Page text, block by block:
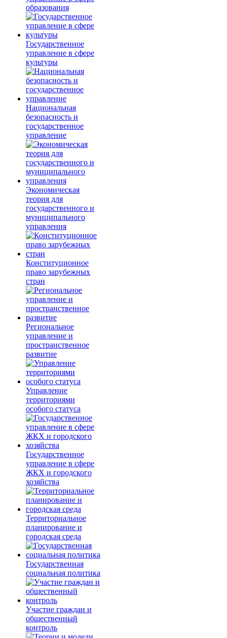
образования
Государственное
управление в сфере
культуры
Национальная
безопасность и
государственное
управление
Экономическая
теория для
государственного и
муниципального
управления
Конституционное
право зарубежных
стран
Региональное
управление и
пространственное
развитие
Управление
территориями
особого статуса
Государственное
управление в сфере
ЖКХ и городского
хозяйства
Территориальное
планирование и
городская среда
Государственная
социальная политика
Участие граждан и
общественный
контроль